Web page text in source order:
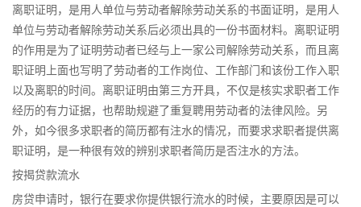
离职证明，是用人单位与劳动者解除劳动关系的书面证明，是用人
单位与劳动者解除劳动关系后必须出具的一份书面材料。离职证明
的作用是为了证明劳动者已经与上一家公司解除劳动关系，而且离
职证明上面也写明了劳动者的工作岗位、工作部门和该份工作入职
以及离职的时间。离职证明由第三方开具，不仅是核实求职者工作
经历的有力证据，也帮助规避了重复聘用劳动者的法律风险。另
外，如今很多求职者的简历都有注水的情况，而要求求职者提供离
职证明，是一种很有效的辨别求职者简历是否注水的方法。
按揭贷款流水
房贷申请时，银行在要求你提供银行流水的时候，主要原因是可以